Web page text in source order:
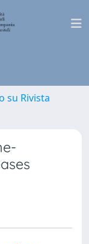
su Rivista